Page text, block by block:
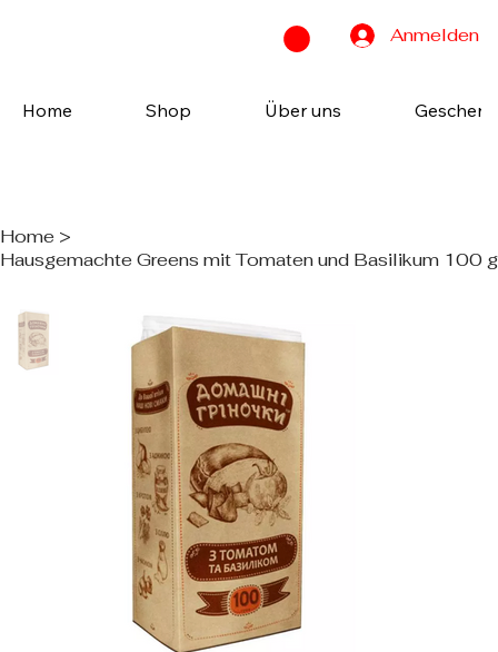
Anmelden
Home Shop Über uns
Home >
Hausgemachte Greens mit Tomaten und Basilikum 100 g